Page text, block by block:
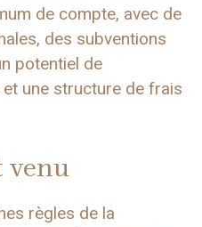
de compte, avec de
des subventions
potentiel de
une structure de frais
venu
règles de la